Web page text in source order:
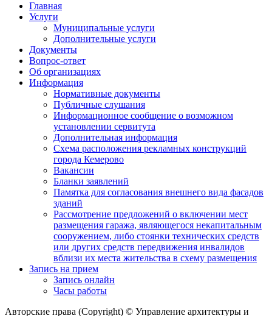
Главная
Услуги
Муниципальные услуги
Дополнительные услуги
Документы
Вопрос-ответ
Об организациях
Информация
Нормативные документы
Публичные слушания
Информационное сообщение о возможном
установлении сервитута
Дополнительная информация
Схема расположения рекламных конструкций
города Кемерово
Вакансии
Бланки заявлений
Памятка для согласования внешнего вида фасадов
зданий
Рассмотрение предложений о включении мест
размещения гаража, являющегося некапитальным
сооружением, либо стоянки технических средств
или других средств передвижения инвалидов
вблизи их места жительства в схему размещения
Запись на прием
Запись онлайн
Часы работы
Авторские права (Copyright) © Управление архитектуры и